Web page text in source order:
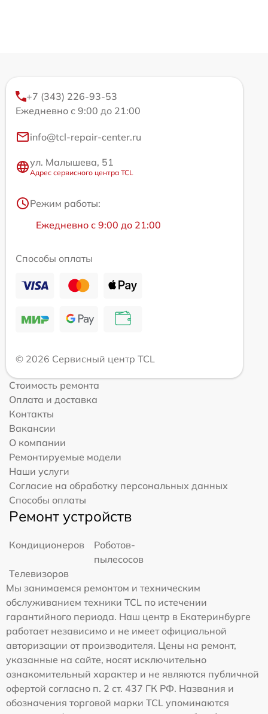
+7 (343) 226-93-53
Ежедневно с 9:00 до 21:00
info@tcl-repair-center.ru
ул. Малышева, 51
Адрес сервисного центра TCL
Режим работы:
Ежедневно с 9:00 до 21:00
Способы оплаты
© 2026 Сервисный центр TCL
Стоимость ремонта
Оплата и доставка
Контакты
Вакансии
О компании
Ремонтируемые модели
Наши услуги
Согласие на обработку персональных данных
Способы оплаты
Ремонт устройств
Кондиционеров
Роботов-
пылесосов
Телевизоров
Мы занимаемся ремонтом и техническим
обслуживанием техники TCL по истечении
гарантийного периода. Наш центр в Екатеринбурге
работает независимо и не имеет официальной
авторизации от производителя. Цены на ремонт,
указанные на сайте, носят исключительно
ознакомительный характер и не являются публичной
офертой согласно п. 2 ст. 437 ГК РФ. Названия и
обозначения торговой марки TCL упоминаются